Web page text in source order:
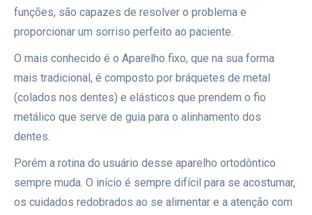
funções, são capazes de resolver o problema e
proporcionar um sorriso perfeito ao paciente.
O mais conhecido é o Aparelho fixo, que na sua forma
mais tradicional, é composto por bráquetes de metal
(colados nos dentes) e elásticos que prendem o fio
metálico que serve de guia para o alinhamento dos
dentes.
Porém a rotina do usuário desse aparelho ortodôntico
sempre muda. O início é sempre difícil para se acostumar,
os cuidados redobrados ao se alimentar e a atenção com